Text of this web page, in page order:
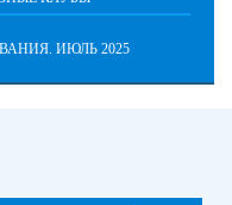
ИЮЛЬ 2025